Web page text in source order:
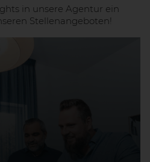
in unsere Agentur ein
Stellenangeboten!